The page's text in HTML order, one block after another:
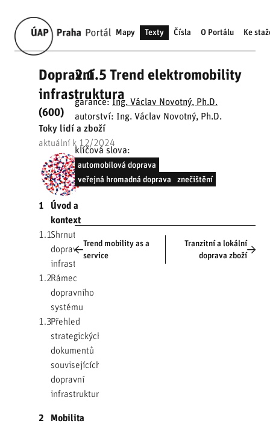
Mapy Texty Čísla O Portálu Ke
Dopravní
infrastruktura
(600)
Toky lidí a zboží
aktuální k 12/2024
1
Úvod a
kontext
1.1Shrnutí
dopravní
infrastruktury
1.2Rámec
dopravního
systému
1.3Přehled
strategických
dokumentů
souvisejících s
dopravní
infrastrukturou
2
Mobilita
2.1.5 Trend elektromobility
garance:Ing. Václav Novotný, Ph.D.
autorství: Ing. Václav Novotný, Ph.D.
klíčová slova:
automobilová doprava
veřejná hromadná doprava
znečištění
Trend mobility as a
service
Tranzitní a lokální
doprava zboží